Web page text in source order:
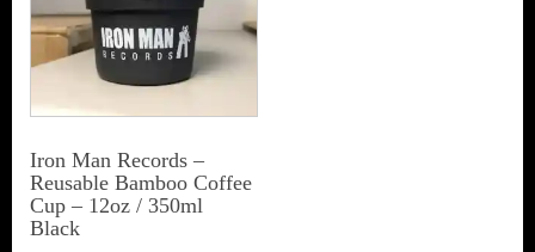
Iron Man Records –
Reusable Bamboo Coffee
Cup – 12oz / 350ml
Black